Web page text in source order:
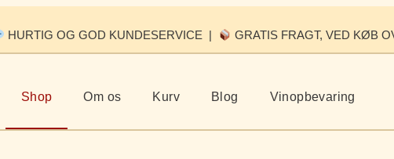
HURTIG OG GOD KUNDESERVICE | GRATIS FRAGT, VED KØB
Shop Om os Kurv Blog Vinopbevaring